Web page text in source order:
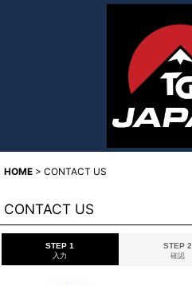
HOME > CONTACT US
CONTACT US
STEP 1
入力
STEP 2
確認